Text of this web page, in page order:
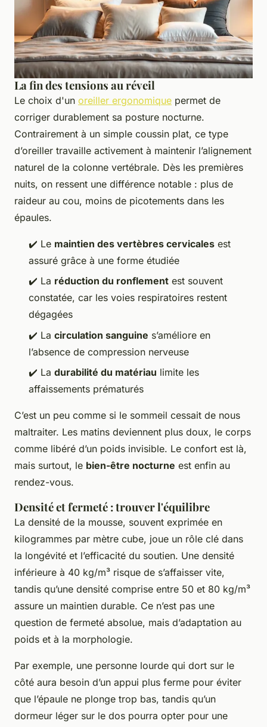
La fin des tensions au réveil
Le choix d'un oreiller ergonomique permet de
corriger durablement sa posture nocturne.
Contrairement à un simple coussin plat, ce type
d’oreiller travaille activement à maintenir l’alignement
naturel de la colonne vertébrale. Dès les premières
nuits, on ressent une différence notable : plus de
raideur au cou, moins de picotements dans les
épaules.
✔️ Le maintien des vertèbres cervicales est
assuré grâce à une forme étudiée
✔️ La réduction du ronflement est souvent
constatée, car les voies respiratoires restent
dégagées
✔️ La circulation sanguine s’améliore en
l’absence de compression nerveuse
✔️ La durabilité du matériau limite les
affaissements prématurés
C’est un peu comme si le sommeil cessait de nous
maltraiter. Les matins deviennent plus doux, le corps
comme libéré d’un poids invisible. Le confort est là,
mais surtout, le bien-être nocturne est enfin au
rendez-vous.
Densité et fermeté : trouver l'équilibre
La densité de la mousse, souvent exprimée en
kilogrammes par mètre cube, joue un rôle clé dans
la longévité et l’efficacité du soutien. Une densité
inférieure à 40 kg/m³ risque de s’affaisser vite,
tandis qu’une densité comprise entre 50 et 80 kg/m³
assure un maintien durable. Ce n’est pas une
question de fermeté absolue, mais d’adaptation au
poids et à la morphologie.
Par exemple, une personne lourde qui dort sur le
côté aura besoin d’un appui plus ferme pour éviter
que l’épaule ne plonge trop bas, tandis qu’un
dormeur léger sur le dos pourra opter pour une